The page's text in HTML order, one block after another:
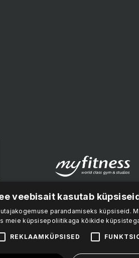
veebisait kasutab
parandamiseks küpsiseid.
meie küpsisepoliitikaga kõikide
REKLAAMKÜPSISED